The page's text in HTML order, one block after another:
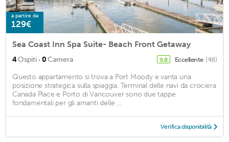
a partire da
129€
Sea Coast Inn Spa Suite- Beach Front Getaway
4Ospiti · 0Camera 9,8 Eccellente (48)
Questo appartamento si trova a Port Moody e vanta una
posizione strategica sulla spiaggia. Terminal delle navi da crociera
Canada Place e Porto di Vancouver sono due tappe
fondamentali per gli amanti delle ...
Verifica disponibilità